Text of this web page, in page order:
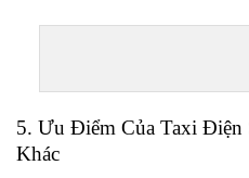
5. Ưu Điểm Của Taxi Điện
Khác